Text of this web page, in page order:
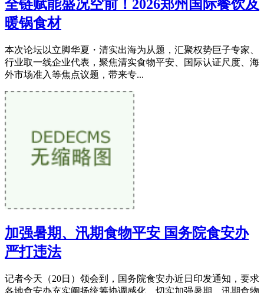
全链赋能盛况空前！2026郑州国际餐饮及
暖锅食材
本次论坛以立脚华夏・清实出海为从题，汇聚权势巨子专家、
行业取一线企业代表，聚焦清实食物平安、国际认证尺度、海
外市场准入等焦点议题，带来专...
加强暑期、汛期食物平安 国务院食安办
严打违法
记者今天（20日）领会到，国务院食安办近日印发通知，要求
各地食安办充实阐扬统筹协调感化，切实加强暑期、汛期食物